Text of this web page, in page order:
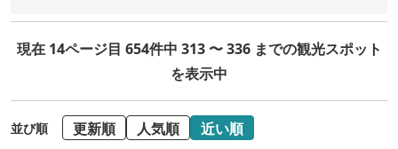
現在 14ページ目 654件中 313 〜 336 までの観光スポット
を表示中
並び順 更新順 人気順 近い順